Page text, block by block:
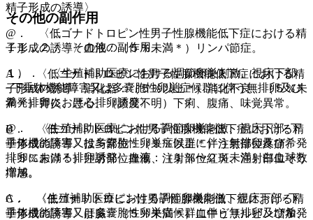
精子形成の誘導〉
@． 〈低ゴナドトロピン性男子性腺機能低下症における精
子形成の誘導〉血液：（５％未満＊）リンパ節症。
A． 〈低ゴナドトロピン性男子性腺機能低下症における精
子形成の誘導〉消化器：（５％以上＊）消化不良、（５％未
満＊）胃炎、悪心、（頻度不明）下痢、腹痛、味覚異常。
B． 〈低ゴナドトロピン性男子性腺機能低下症における精
子形成の誘導〉投与部位：（５％以上＊）注射部位疼痛、
（５％未満＊）注射部位挫傷、注射部位紅斑、注射部位そう
痒感。
C． 〈低ゴナドトロピン性男子性腺機能低下症における精
子形成の誘導〉肝臓：（５％未満＊）血中ビリルビン増加、
その他の副作用
１１．２． その他の副作用
１）． 〈生殖補助医療における調節卵巣刺激、視床下部
−下垂体機能障害又は多嚢胞性卵巣症候群に伴う無排卵及び
希発排卵における排卵誘発〉
@． 〈生殖補助医療における調節卵巣刺激、視床下部−下
垂体機能障害又は多嚢胞性卵巣症候群に伴う無排卵及び希発
排卵における排卵誘発〉血液：（１％〜２％未満）白血球数
増加。
A． 〈生殖補助医療における調節卵巣刺激、視床下部−下
垂体機能障害又は多嚢胞性卵巣症候群に伴う無排卵及び希発